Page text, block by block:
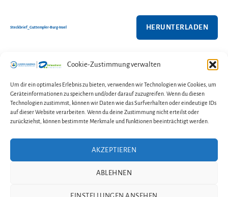
Cookie-Zustimmung verwalten
Um dir ein optimales Erlebnis zu bieten, verwenden wir Technologien wie Cookies, um
Geräteinformationen zu speichern und/oder darauf zuzugreifen. Wenn du diesen
Technologien zustimmst, können wir Daten wie das Surfverhalten oder eindeutige IDs
auf dieser Website verarbeiten. Wenn du deine Zustimmung nicht erteilst oder
zurückziehst, können bestimmte Merkmale und Funktionen beeinträchtigt werden.
AKZEPTIEREN
ABLEHNEN
EINSTELLUNGEN ANSEHEN
Steckbrief_Guttempler-Burg-Insel HERUNTERLADEN
← Türchen Nr. 11
→ Türchen Nr. 13
Kontakt Impressum
Datenschutzerklärung